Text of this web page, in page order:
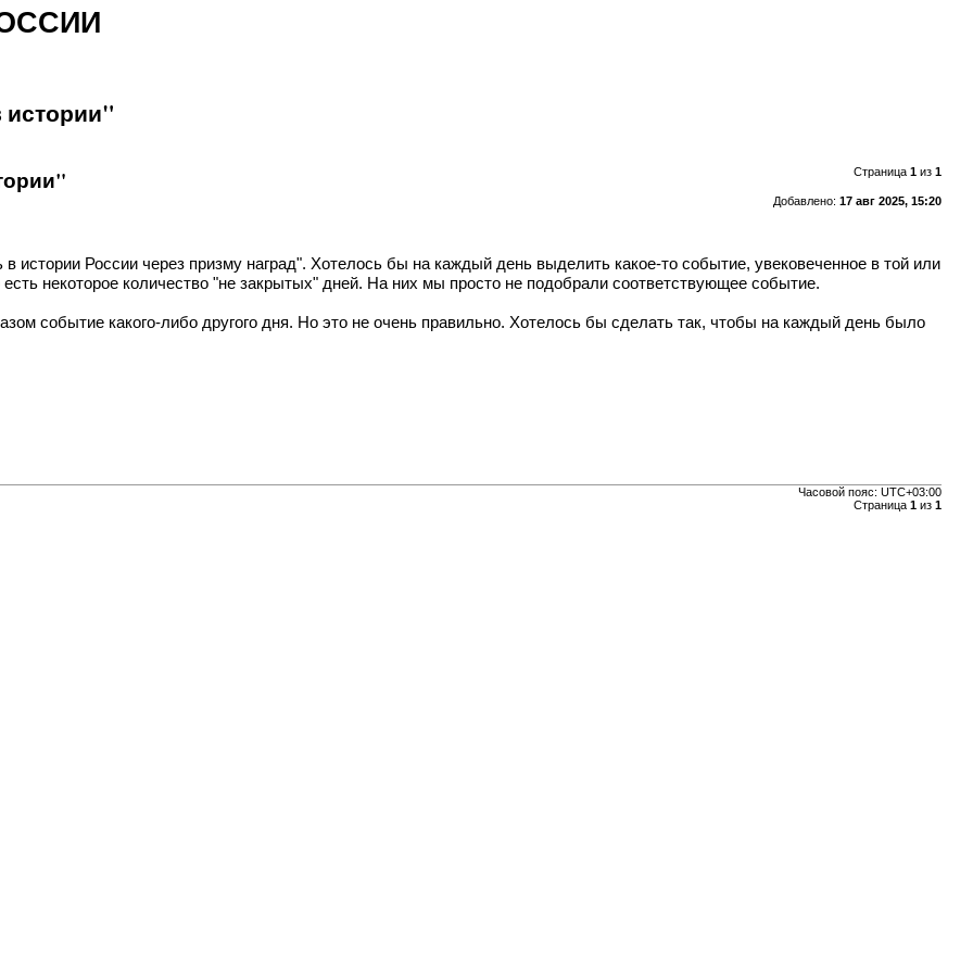
истории"
Страница 1из 1
Добавлено: 17 авг 2025, 15:20
истории России через призму наград". Хотелось бы на каждый день выделить какое-то событие, увековеченное в той или
некоторое количество "не закрытых" дней. На них мы просто не подобрали соответствующее событие.
событие какого-либо другого дня. Но это не очень правильно. Хотелось бы сделать так, чтобы на каждый день было
Часовой пояс: UTC+03:00
Страница 1из 1